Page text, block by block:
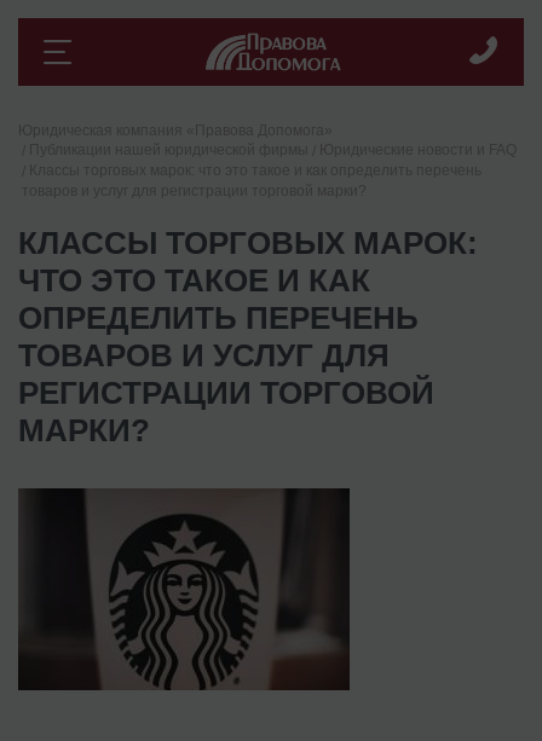
КЛАССЫ ТОРГОВЫХ МАРОК:
ЧТО ЭТО ТАКОЕ И КАК
ОПРЕДЕЛИТЬ ПЕРЕЧЕНЬ
ТОВАРОВ И УСЛУГ ДЛЯ
РЕГИСТРАЦИИ ТОРГОВОЙ
МАРКИ?